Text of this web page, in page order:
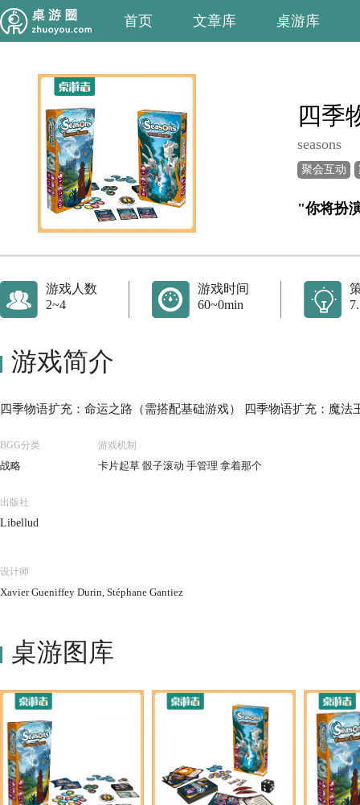
首页 文章库 桌游库
四季
seasons
聚会互动
游戏人数
2~4
游戏时间
60~0min
游戏简介
四季物语扩充：命运之路（需搭配基础游戏） 四季物语扩充：魔法
BGG分类
战略
游戏机制
卡片起草 骰子滚动 手管理 拿着那个
出版社
Libellud
设计师
Xavier Gueniffey Durin, Stéphane Gantiez
桌游图库